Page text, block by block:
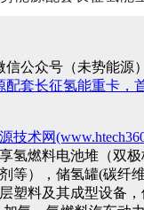
信公众号（未势能源
配套长征氢能重卡，
技术网
氢燃料电池堆（双
等），储氢罐(碳纤
塑料及其成型设备